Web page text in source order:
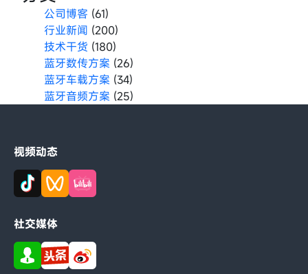
公司博客 (61)
行业新闻 (200)
技术干货 (180)
蓝牙数传方案 (26)
蓝牙车载方案 (34)
蓝牙音频方案 (25)
视频动态
社交媒体